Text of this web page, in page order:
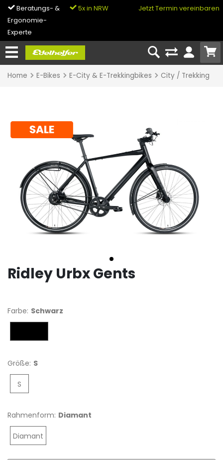
Beratungs- &
Ergonomie-
Experte
5x in NRW
0% Finanzierung
Jetzt Termin vereinbaren
Home E-Bikes E-City & E-Trekkingbikes City / Trekking
Ridley Urbx Gents
Farbe: Schwarz
Größe: S
S
Rahmenform: Diamant
Diamant